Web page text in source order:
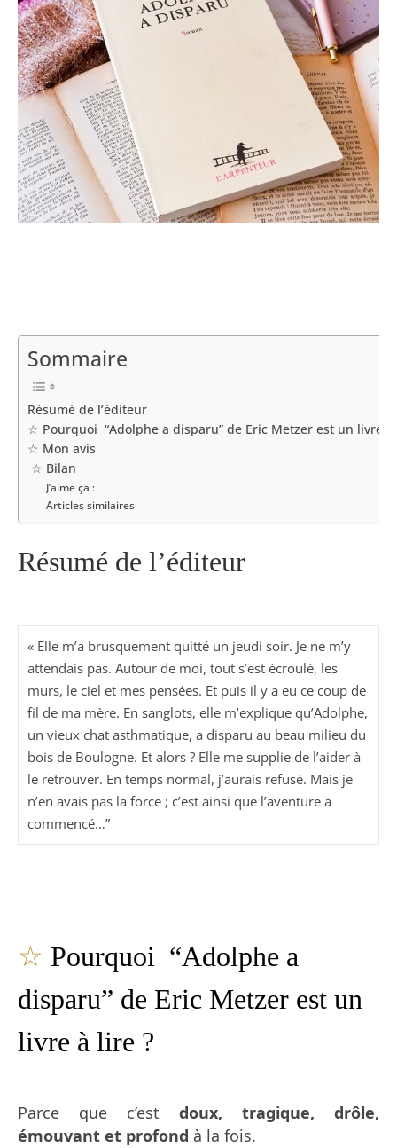
Sommaire
Résumé de l’éditeur
☆ Pourquoi “Adolphe a disparu” de Eric Metzer est un livre à
☆ Mon avis
☆ Bilan
J’aime ça :
Articles similaires
Résumé de l’éditeur
« Elle m’a brusquement quitté un jeudi soir. Je ne m’y
attendais pas. Autour de moi, tout s’est écroulé, les
murs, le ciel et mes pensées. Et puis il y a eu ce coup de
fil de ma mère. En sanglots, elle m’explique qu’Adolphe,
un vieux chat asthmatique, a disparu au beau milieu du
bois de Boulogne. Et alors ? Elle me supplie de l’aider à
le retrouver. En temps normal, j’aurais refusé. Mais je
n’en avais pas la force ; c’est ainsi que l’aventure a
commencé…”
☆ Pourquoi “Adolphe a
disparu” de Eric Metzer est un
livre à lire ?
Parce que c’est doux, tragique, drôle,
émouvant et profond à la fois.